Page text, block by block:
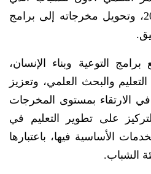
عُقد في الحديدة عام 2025، وتحويل مخرجاته إلى برامج
التوعية وبناء الإنسان،
والبحث العلمي، وتعزيز
الارتقاء بمستوى المخرجات
على تطوير التعليم في
الأساسية فيها، باعتبارها
الشباب.